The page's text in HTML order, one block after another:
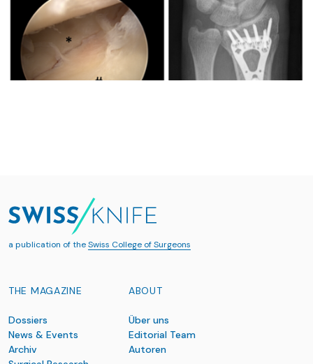
a publication of theSwiss College of Surgeons
THE MAGAZINE
Dossiers
News & Events
Archiv
ABOUT
Über uns
Editorial Team
Autoren